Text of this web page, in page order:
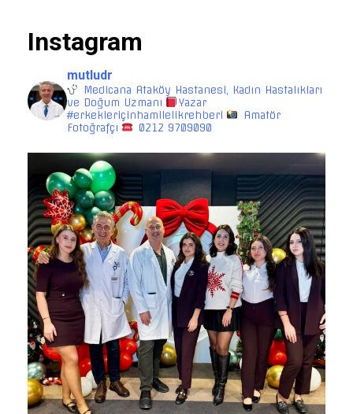
Instagram
mutludr
Medicana Ataköy Hastanesi, Kadın Hastalıkları
ve Doğum Uzmanı
Yazar
#erkekleriçinhamilelikrehberi
Amatör
Fotoğrafçı
0212 9709090